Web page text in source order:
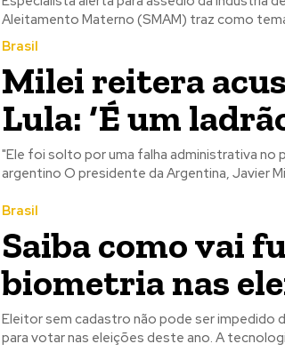
Aleitamento Materno (SMAM) traz como
Brasil
Milei reitera
Lula: ‘É um
"Ele foi solto por uma falha administrativa
argentino O presidente da Argentina, Javier
Brasil
Saiba como vai
biometria nas
Eleitor sem cadastro não pode ser impedido
para votar nas eleições deste ano. A